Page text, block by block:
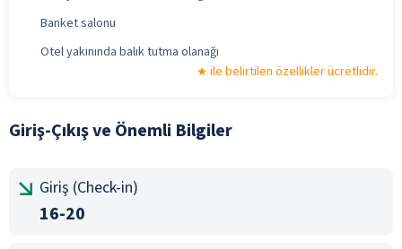
Banket salonu
Otel yakınında balık tutma olanağı
ile belirtilen özellikler ücretlidir.
Giriş-Çıkış ve Önemli Bilgiler
Giriş (Check-in)
16-20